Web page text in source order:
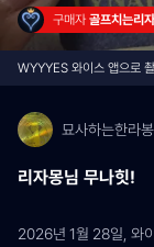
구매자 골프치는리
WYYYES 와이스 앱으로
묘사하는한라
리자몽님 무나힛!
2026년 1월 28일, 와